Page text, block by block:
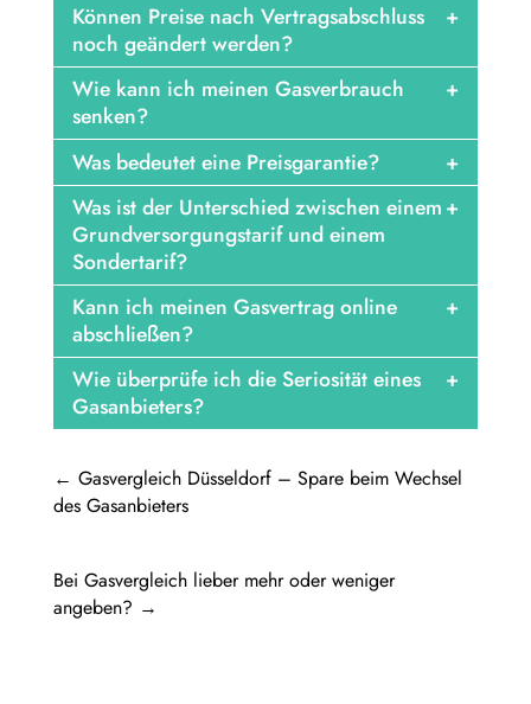
Können Preise nach Vertragsabschluss
noch geändert werden?
Wie kann ich meinen Gasverbrauch
senken?
Was bedeutet eine Preisgarantie?
Was ist der Unterschied zwischen einem
Grundversorgungstarif und einem
Sondertarif?
Kann ich meinen Gasvertrag online
abschließen?
Wie überprüfe ich die Seriosität eines
Gasanbieters?
← Gasvergleich Düsseldorf – Spare beim Wechsel
des Gasanbieters
Bei Gasvergleich lieber mehr oder weniger
angeben? →